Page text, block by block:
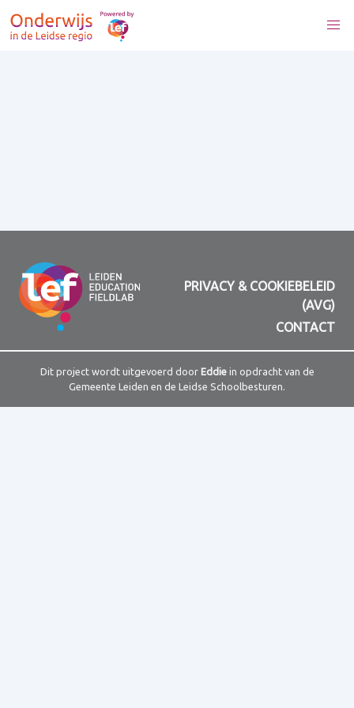
PRIVACY & COOKIEBELEID
(AVG)
CONTACT
Dit project wordt uitgevoerd door Eddiein opdracht van de
Gemeente Leiden en de Leidse Schoolbesturen.